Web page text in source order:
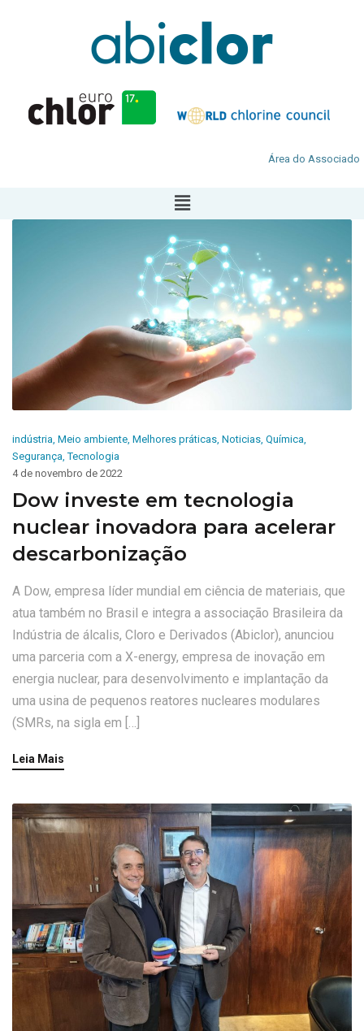
Área do Associado
indústria, Meio ambiente, Melhores práticas, Noticias, Química,
Segurança,Tecnologia
4 de novembro de 2022
Dow investe em tecnologia
nuclear inovadora para acelerar
descarbonização
A Dow, empresa líder mundial em ciência de materiais, que
atua também no Brasil e integra a associação Brasileira da
Indústria de álcalis, Cloro e Derivados (Abiclor), anunciou
uma parceria com a X-energy, empresa de inovação em
energia nuclear, para desenvolvimento e implantação da
uma usina de pequenos reatores nucleares modulares
(SMRs, na sigla em […]
Leia Mais